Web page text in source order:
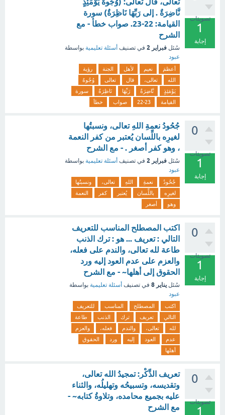
تصويتات
1
إجابة
نَّاضِرَةٌ . إلى رَبِّهَا نَاظِرَةٌ) سورة
القيامة: 22-23. صواب خطأ - مع
الشرح
سُئل فبراير 2 في تصنيف أسئلة تعليمية بواسطة
عبود
أعظمَ نعيم لأهل الجنة
رؤية
الله
تعالى، قال تعالى
وُجُوهٌ
يَوْمَئِذٍ
نَّاضِرَةٌ رَبِّهَا نَاظِرَةٌ
سورة
القيامة
22-23 صواب خطأ
0
تصويتات
1
إجابة
جُحُودُ نعمةِ اللهِ تعالى، ونسبتُها
لغيرِه باللِّسان يُعتبر من كفر النعمة
، وهو كفر أصغر . - مع الشرح
سُئل فبراير 2 في تصنيف أسئلة تعليمية بواسطة
عبود
جُحُودُ نعمةِ اللهِ تعالى،
ونسبتُها
لغيرِه
باللِّسان يُعتبر كفر
النعمة
وهو
أصغر
0
تصويتات
1
إجابة
اكتب المصطلح المناسب للتعريف
التالي : تعريف ... هو : ترك الذنب
طاعة لله تعالى، والندم على فعله،
والعزم على عدم العود إليه ورد
الحقوق إلى أهلها~ - مع الشرح
سُئل يناير 8 في تصنيف أسئلة تعليمية بواسطة
عبود
اكتب المصطلح المناسب
للتعريف
التالي
تعريف ترك الذنب
طاعة
لله
تعالى، والندم فعله،
والعزم
عدم
العود إليه ورد
الحقوق
أهلها
0
تصويتات
1
تعريف الذِّكْر: تمجيدُ الله تعالى،
وتقديسه، وتسبيحُه وتهليلُه، والثناء
عليه بجميع محامده، وتلاوةُ كتابه~ -
مع الشرح